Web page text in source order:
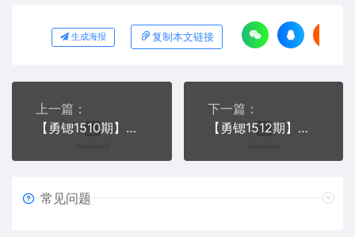
生成海报 复制本文链接
上一篇：
【勇锶1510期】抖音曼哈顿计划 抖音快速涨粉教程
下一篇：
【勇锶1512期】抖音赚钱思维讲解，关于抖音赚钱的一些思维和个人经验的讲解
常见问题